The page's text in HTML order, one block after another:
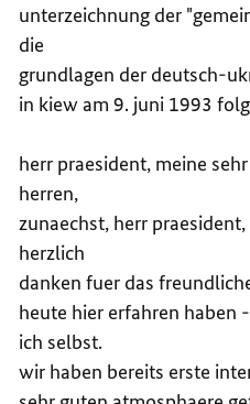
unterzeichnung der
die
grundlagen der deutsch-
in kiew am 9. juni 1993
herr praesident, meine
herren,
zunaechst, herr
herzlich
danken fuer das
heute hier erfahren haben
ich selbst.
wir haben bereits erste